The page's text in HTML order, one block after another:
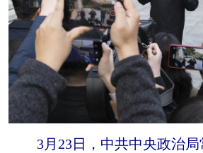
3月23日，中共中央政治局